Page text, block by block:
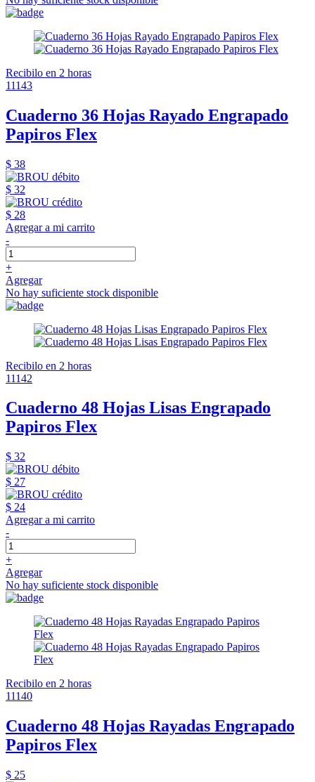
Recibilo en 2 horas
11143
Cuaderno 36 Hojas Rayado Engrapado
Papiros Flex
$ 38
$ 32
$ 28
Agregar a mi carrito
-
+
Agregar
No hay suficiente stock disponible
Recibilo en 2 horas
11142
Cuaderno 48 Hojas Lisas Engrapado
Papiros Flex
$ 32
$ 27
$ 24
Agregar a mi carrito
-
+
Agregar
No hay suficiente stock disponible
Recibilo en 2 horas
11140
Cuaderno 48 Hojas Rayadas Engrapado
Papiros Flex
$ 25